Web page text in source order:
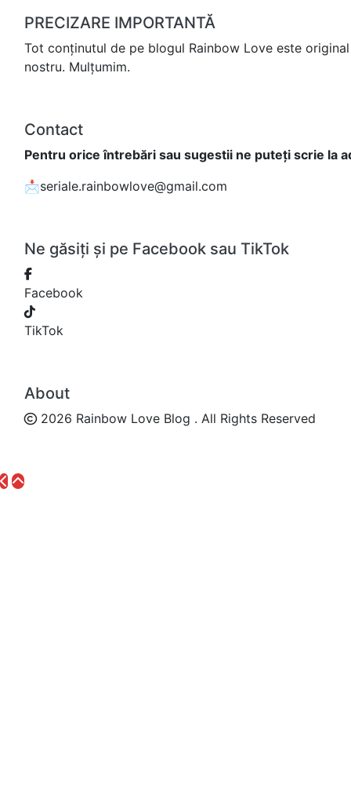
PRECIZARE IMPORTANTĂ
Tot conținutul de pe blogul Rainbow Love este
nostru. Mulțumim.
Contact
Pentru orice întrebări sau sugestii ne puteți scrie la
📩seriale.rainbowlove@gmail.com
Ne găsiți și pe Facebook sau TikTok
Facebook
TikTok
About
2026 Rainbow Love Blog . All Rights Reserved